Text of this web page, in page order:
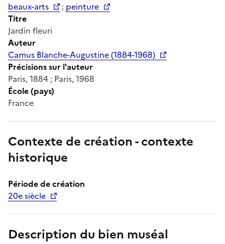
beaux-arts
; peinture
Titre
Jardin fleuri
Auteur
Camus Blanche-Augustine (1884-1968)
Précisions sur l'auteur
Paris, 1884 ; Paris, 1968
École (pays)
France
Contexte de création - contexte
historique
Période de création
20e siècle
Description du bien muséal